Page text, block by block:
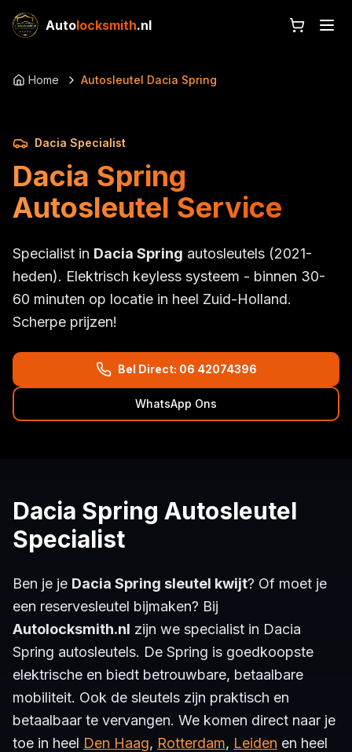
Autolocksmith.nl
Home Autosleutel Dacia Spring
Dacia Specialist
Dacia Spring
Autosleutel Service
Specialist in Dacia Spring autosleutels (2021-
heden). Elektrisch keyless systeem - binnen 30-
60 minuten op locatie in heel Zuid-Holland.
Scherpe prijzen!
Bel Direct: 06 42074396
WhatsApp Ons
Dacia Spring Autosleutel
Specialist
Ben je je Dacia Spring sleutel kwijt? Of moet je
een reservesleutel bijmaken? Bij
Autolocksmith.nl zijn we specialist in Dacia
Spring autosleutels. De Spring is goedkoopste
elektrische en biedt betrouwbare, betaalbare
mobiliteit. Ook de sleutels zijn praktisch en
betaalbaar te vervangen. We komen direct naar je
toe in heel Den Haag, Rotterdam, Leiden en heel